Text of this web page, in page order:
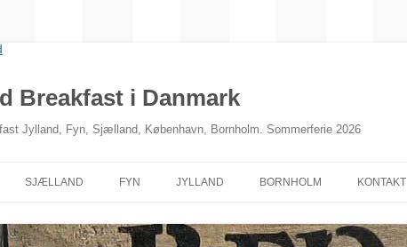
Breakfast i Danmark
Jylland, Fyn, Sjælland, København, Bornholm. Sommerferie 2026
SJÆLLAND FYN JYLLAND BORNHOLM KONTAKT